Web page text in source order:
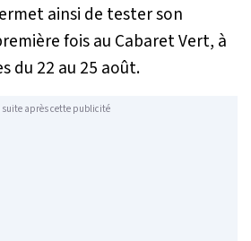
ainsi de tester son
fois au Cabaret Vert, à
du 22 au 25 août.
suite après cette publicité